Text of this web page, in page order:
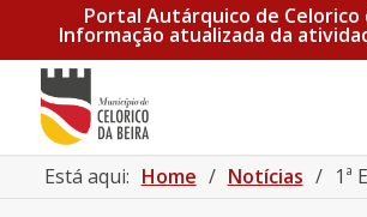
Portal Autárquico de Celorico
Informação atualizada da
Está aqui: Home / Notícias / 1ª